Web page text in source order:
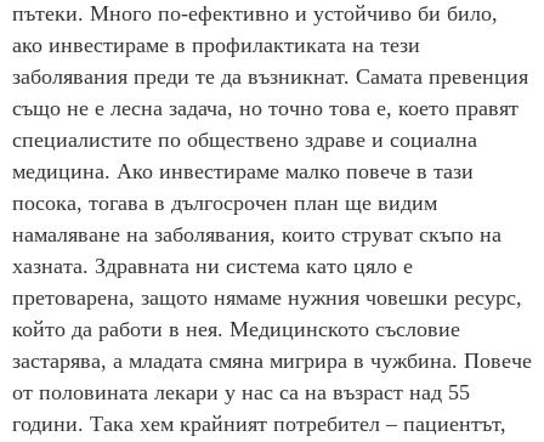
пътеки. Много по-ефективно и устойчиво би било,
ако инвестираме в профилактиката на тези
заболявания преди те да възникнат. Самата превенция
също не е лесна задача, но точно това е, което правят
специалистите по обществено здраве и социална
медицина. Ако инвестираме малко повече в тази
посока, тогава в дългосрочен план ще видим
намаляване на заболявания, които струват скъпо на
хазната. Здравната ни система като цяло е
претоварена, защото нямаме нужния човешки ресурс,
който да работи в нея. Медицинското съсловие
застарява, а младата смяна мигрира в чужбина. Повече
от половината лекари у нас са на възраст над 55
години. Така хем крайният потребител – пациентът,